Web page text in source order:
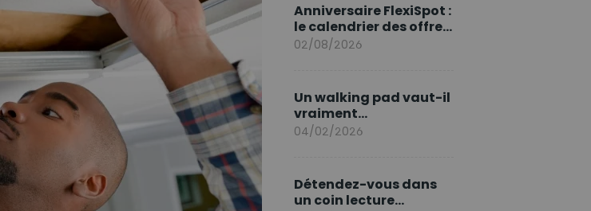
Anniversaire FlexiSpot :
le calendrier des offres
d’août
02/08/2026
Un walking pad vaut-il
vraiment
l'investissement ?
04/02/2026
Détendez-vous dans
un coin lecture